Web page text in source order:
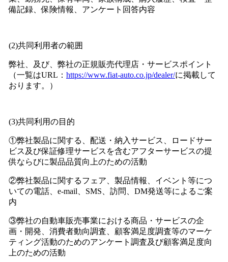
備記録、保険情報、アンケート回答内容
(2)共同利用者の範囲
弊社、及び、弊社の正規販売代理店・サービスポイント
（一覧はURL： https://www.fiat-auto.co.jp/dealer/に掲載して
おります。）
(3)共同利用の目的
①弊社製品に関する、配送・納入サービス、ロードサー
ビス及び保証修理サービスを含むアフターサービスの提
供ならびに製品品質向上のための活動
②弊社製品に関するフェア、製品情報、イベント等につ
いての電話、e-mail、SMS、訪問、DM発送等によるご案
内
③弊社の自動車販売事業における商品・サービスの企
画・開発、消費者動向調査、顧客満足度調査等のマーケ
ティング活動のためのアンケート調査及び顧客満足度向
上のための活動